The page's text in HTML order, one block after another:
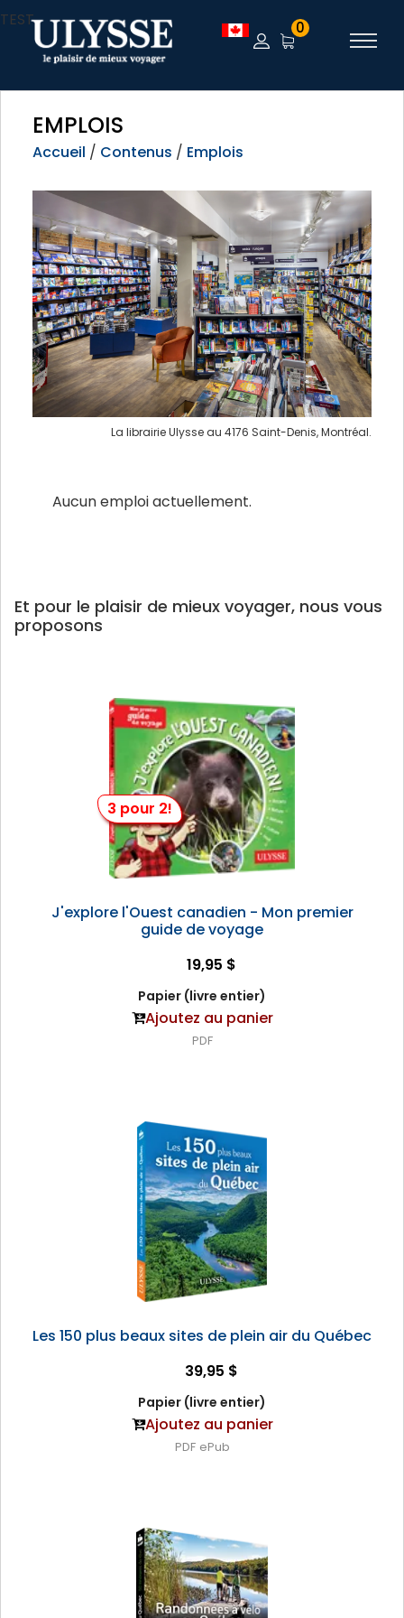
TEST 0
EMPLOIS
Accueil / Contenus / Emplois
La librairie Ulysse au 4176 Saint-Denis, Montréal.
Aucun emploi actuellement.
Et pour le plaisir de mieux voyager, nous vous
proposons
3 pour 2!
J'explore l'Ouest canadien - Mon premier
guide de voyage
19,95 $
Papier (livre entier)
Ajoutez au panier
PDF
Les 150 plus beaux sites de plein air du Québec
39,95 $
Papier (livre entier)
Ajoutez au panier
PDF ePub